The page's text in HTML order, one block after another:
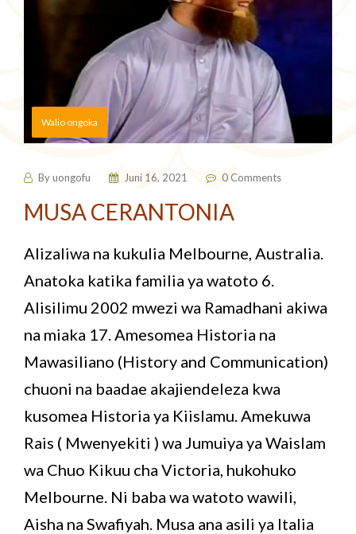
Walio ongoka
Byuongofu Juni 16, 2021 0 Comments
MUSA CERANTONIA
Alizaliwa na kukulia Melbourne, Australia.
Anatoka katika familia ya watoto 6.
Alisilimu 2002 mwezi wa Ramadhani akiwa
na miaka 17. Amesomea Historia na
Mawasiliano (History and Communication)
chuoni na baadae akajiendeleza kwa
kusomea Historia ya Kiislamu. Amekuwa
Rais ( Mwenyekiti ) wa Jumuiya ya Waislam
wa Chuo Kikuu cha Victoria, hukohuko
Melbourne. Ni baba wa watoto wawili,
Aisha na Swafiyah. Musa ana asili ya Italia